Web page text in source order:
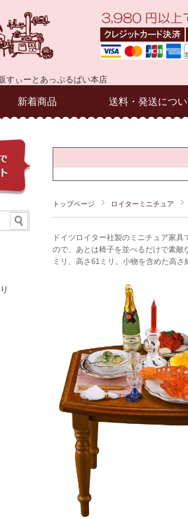
すぃーとあっぷるぱい本店
新着商品 送料・発送につ
トップページ ロイターミニチュア
ドイツロイター社製のミニチュア家
ので、あとは椅子を並べるだけで素
ミリ、高さ61ミリ。小物を含めた高さ